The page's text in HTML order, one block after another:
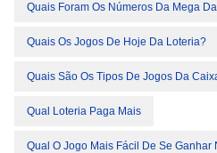
Quais Foram Os Números Da Mega
Quais Os Jogos De Hoje Da Loteria?
Quais São Os Tipos De Jogos Da
Qual Loteria Paga Mais
Qual O Jogo Mais Fácil De Se Ganhar